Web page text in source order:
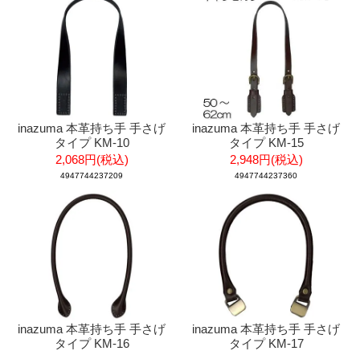
inazuma 本革持ち手 手さげ
タイプ KM-10
2,068円(税込)
4947744237209
inazuma 本革持ち手 手さげ
タイプ KM-15
2,948円(税込)
4947744237360
inazuma 本革持ち手 手さげ
タイプ KM-16
inazuma 本革持ち手 手さげ
タイプ KM-17